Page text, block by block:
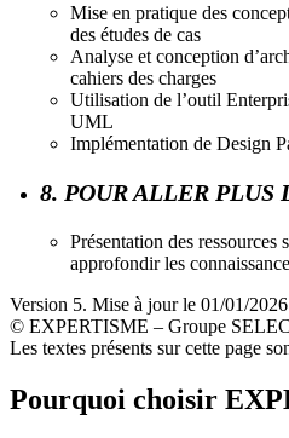
Mise en pratique des
des études de cas
Analyse et conception
cahiers des charges
Utilisation de l’outil
UML
Implémentation de Design
8. POUR ALLER PLUS
Présentation des
approfondir les
Version 5. Mise à jour le 01/01/2026
© EXPERTISME – Groupe
Les textes présents sur cette page
Pourquoi choisir